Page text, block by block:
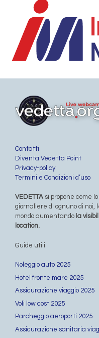
Contatti
Diventa Vedetta Point
Privacy-policy
Termini e Condizioni d’uso
VEDETTA si propone come
giornaliere di ognuno di noi,
mondo aumentando l a
location.
Guide utili
Noleggio auto 2025
Hotel fronte mare 2025
Assicurazione viaggio 2025
Voli low cost 2025
Parcheggio aeroporti 2025
Assicurazione sanitaria